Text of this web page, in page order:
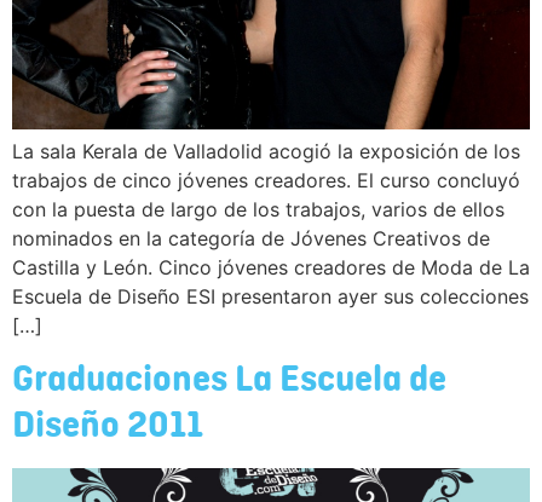
La sala Kerala de Valladolid acogió la exposición de los
trabajos de cinco jóvenes creadores. El curso concluyó
con la puesta de largo de los trabajos, varios de ellos
nominados en la categoría de Jóvenes Creativos de
Castilla y León. Cinco jóvenes creadores de Moda de La
Escuela de Diseño ESI presentaron ayer sus colecciones
[…]
Graduaciones La Escuela de
Diseño 2011